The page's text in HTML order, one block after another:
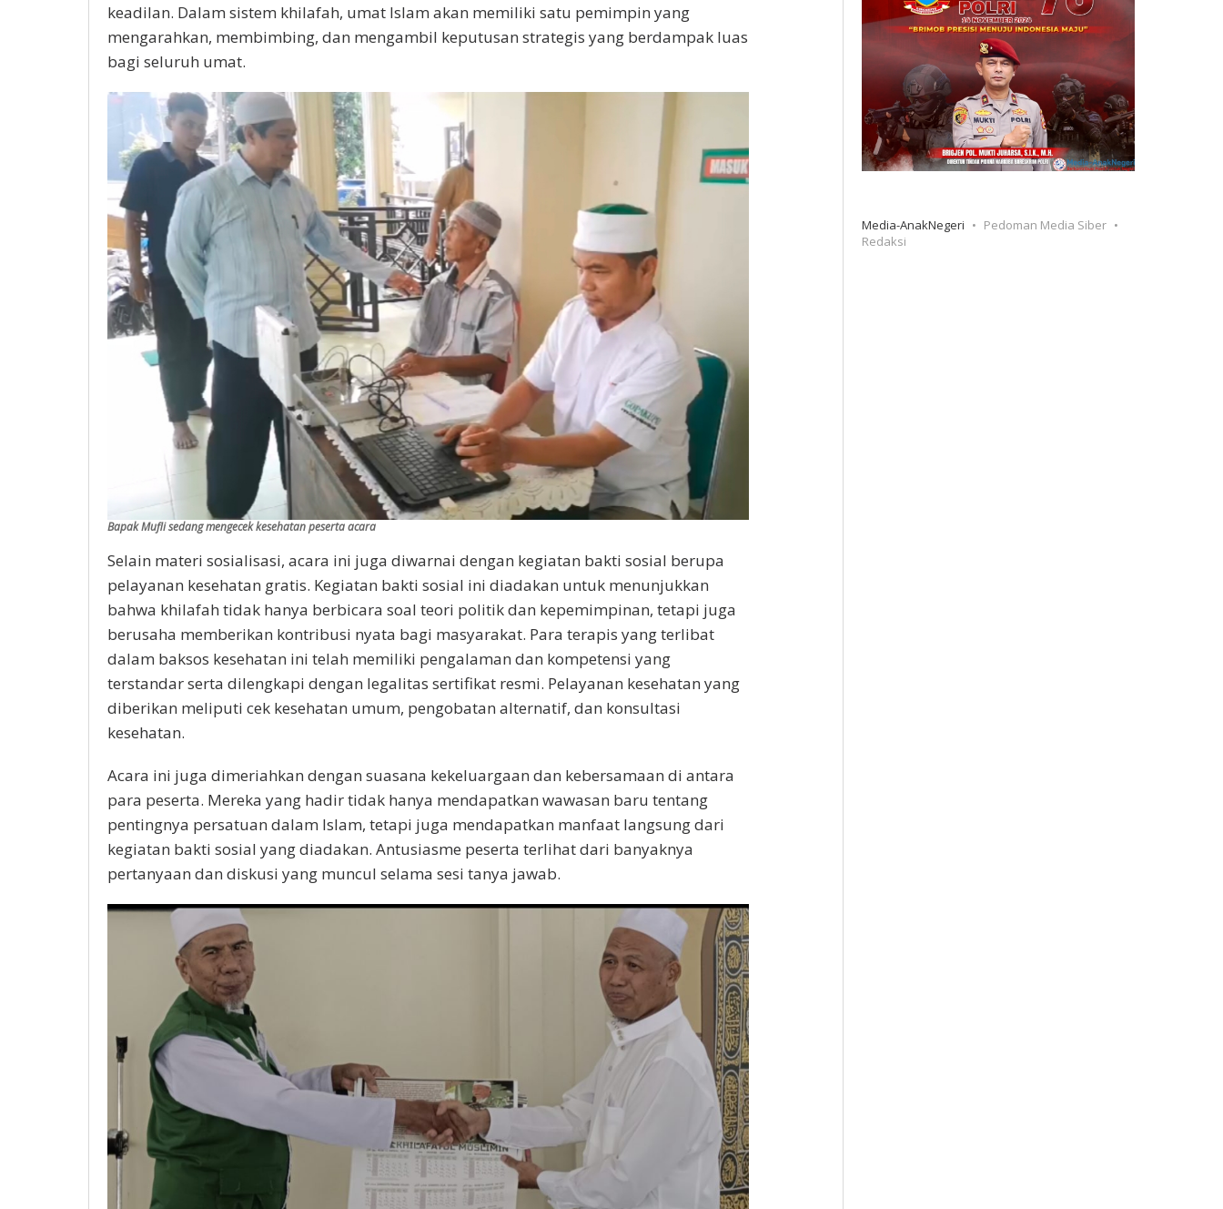
keadilan. Dalam sistem khilafah, umat Islam akan memiliki satu pemimpin yang
mengarahkan, membimbing, dan mengambil keputusan strategis yang berdampak luas
bagi seluruh umat.
Bapak Mufli sedang mengecek kesehatan peserta acara
Selain materi sosialisasi, acara ini juga diwarnai dengan kegiatan bakti sosial berupa
pelayanan kesehatan gratis. Kegiatan bakti sosial ini diadakan untuk menunjukkan
bahwa khilafah tidak hanya berbicara soal teori politik dan kepemimpinan, tetapi juga
berusaha memberikan kontribusi nyata bagi masyarakat. Para terapis yang terlibat
dalam baksos kesehatan ini telah memiliki pengalaman dan kompetensi yang
terstandar serta dilengkapi dengan legalitas sertifikat resmi. Pelayanan kesehatan yang
diberikan meliputi cek kesehatan umum, pengobatan alternatif, dan konsultasi
kesehatan.
Acara ini juga dimeriahkan dengan suasana kekeluargaan dan kebersamaan di antara
para peserta. Mereka yang hadir tidak hanya mendapatkan wawasan baru tentang
pentingnya persatuan dalam Islam, tetapi juga mendapatkan manfaat langsung dari
kegiatan bakti sosial yang diadakan. Antusiasme peserta terlihat dari banyaknya
pertanyaan dan diskusi yang muncul selama sesi tanya jawab.
Media-AnakNegeri
Pedoman Media Siber
Redaksi